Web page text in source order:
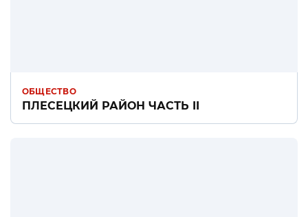
ОБЩЕСТВО
ПЛЕСЕЦКИЙ РАЙОН ЧАСТЬ II